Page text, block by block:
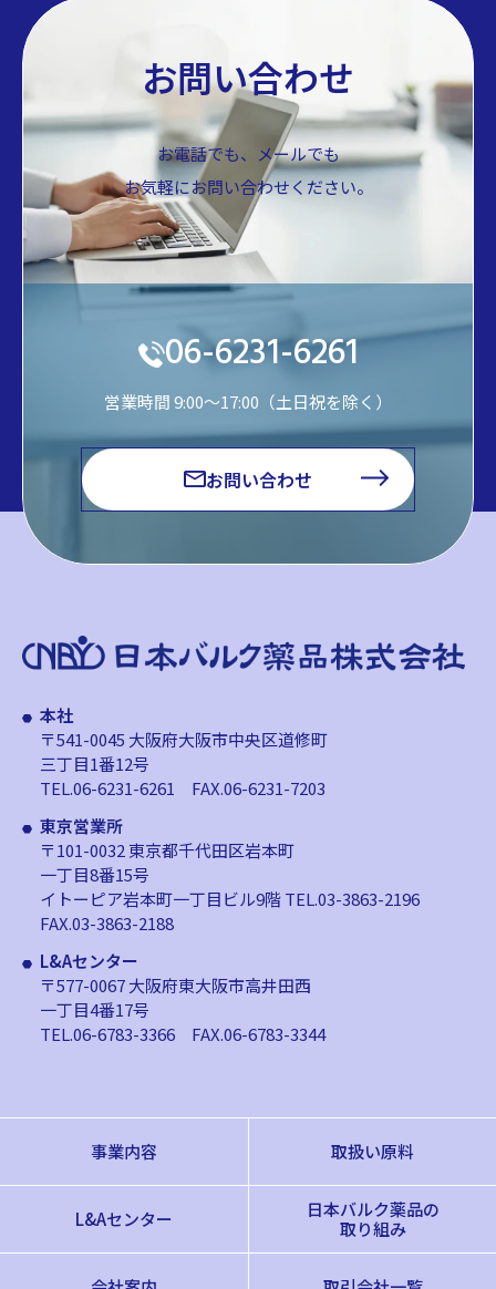
お問い合わせ
お電話でも、メールでも
お気軽にお問い合わせください。
06-6231-6261
営業時間 9:00～17:00（土日祝を除く）
お問い合わせ
本社
〒541-0045 大阪府大阪市中央区道修町
三丁目1番12号
TEL.06-6231-6261 FAX.06-6231-7203
東京営業所
〒101-0032 東京都千代田区岩本町
一丁目8番15号
イトーピア岩本町一丁目ビル9階TEL.03-3863-2196
FAX.03-3863-2188
L&Aセンター
〒577-0067 大阪府東大阪市高井田西
一丁目4番17号
TEL.06-6783-3366 FAX.06-6783-3344
事業内容 取扱い原料
L&Aセンター
日本バルク薬品の
取り組み